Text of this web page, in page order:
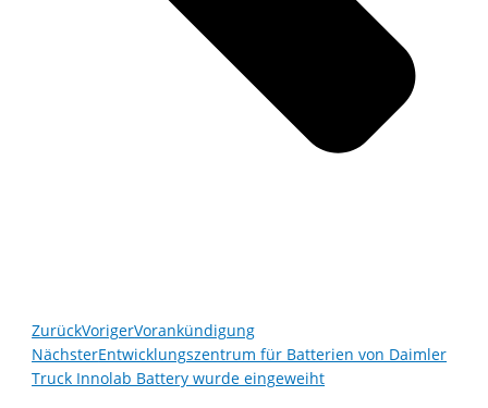
ZurückVorigerVorankündigung
NächsterEntwicklungszentrum für Batterien von Daimler
Truck Innolab Battery wurde eingeweiht